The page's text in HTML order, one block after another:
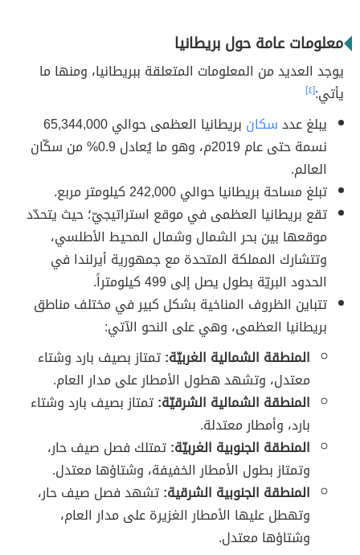
معلومات عامة حول بريطانيا
يوجد العديد من المعلومات المتعلقة ببريطانيا، ومنها ما
يأتي:[٤]
يبلغ عددسكان
بريطانيا العظمى حوالي 65,344,000
نسمة حتى عام 2019م، وهو ما يُعادل 0.9% من سكّان
العالم.
تبلغ مساحة بريطانيا حوالي 242,000 كيلومتر مربع.
تقع بريطانيا العظمى في موقع استراتيجيّ؛ حيث يتحدّد
موقعها بين بحر الشمال وشمال المحيط الأطلسي،
وتتشارك المملكة المتحدة مع جمهورية أيرلندا في
الحدود البريّة بطول يصل إلى 499 كيلومتراً.
تتباين الظروف المناخية بشكل كبير في مختلف مناطق
بريطانيا العظمى، وهي على النحو الآتي:
المنطقة الشمالية الغربيّة:تمتاز بصيف بارد وشتاء
معتدل، وتشهد هطول الأمطار على مدار العام.
المنطقة الشمالية الشرقيّة:تمتاز بصيف بارد وشتاء
بارد، وأمطار معتدلة.
المنطقة الجنوبية الغربيّة:تمتلك فصل صيف حار،
وتمتاز بطول الأمطار الخفيفة، وشتاؤها معتدل.
المنطقة الجنوبية الشرقية:تشهد فصل صيف حار،
وتهطل عليها الأمطار الغزيرة على مدار العام،
وشتاؤها معتدل.